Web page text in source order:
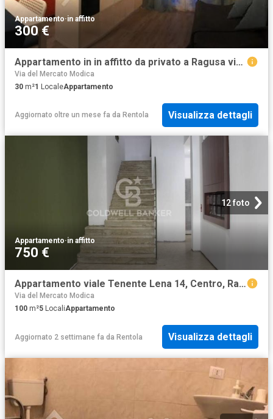
Appartamento·in affitto
300 €
Appartamento in in affitto da privato a Ragusa via Grotta d'Acqua, 16a, da privato TrovaCasa
Via del Mercato Modica
30 m²1 LocaleAppartamento
Aggiornato oltre un mese fa da Rentola Visualizza dettagli
12 foto
Appartamento·in affitto
750 €
Appartamento viale Tenente Lena 14, Centro, Ragusa
Via del Mercato Modica
100 m²5 LocaliAppartamento
Aggiornato 2 settimane fa da Rentola Visualizza dettagli